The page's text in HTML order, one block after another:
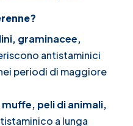
graminacee,
antistaminici
periodi di maggiore
peli di animali,
a lunga